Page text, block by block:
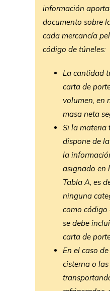
información
documento sobre
cada mercancía
código de túneles:
La cantidad
carta de
volumen, en
masa neta
Si la materia
dispone de
la
asignado en
Tabla A, es
ninguna
como código
se debe
carta de
En el caso
cisterna o